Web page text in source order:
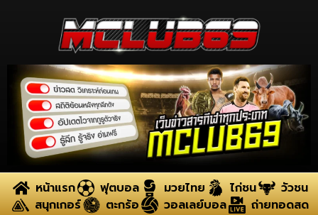
หน้าแรก ฟุตบอล มวยไทย ไก่ชน
วัวชน
สนุกเกอร์
ตะกร้อ วอลเลย์บอล ถ่ายทอดสด